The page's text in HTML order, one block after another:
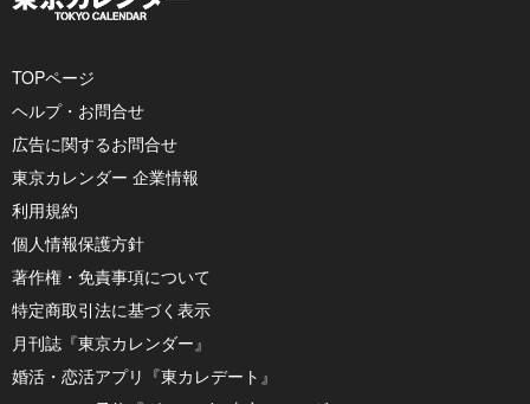
TOPページ
ヘルプ・お問合せ
広告に関するお問合せ
東京カレンダー 企業情報
利用規約
個人情報保護方針
著作権・免責事項について
特定商取引法に基づく表示
月刊誌『東京カレンダー』
婚活・恋活アプリ『東カレデート』